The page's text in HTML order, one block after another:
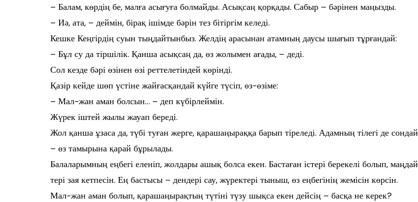
– Балам, көрдің бе, малға асығуға болмайды. Асықсаң қорқады. Сабыр – бәрінен маңызды.
– Иә, ата, – деймін, бірақ ішімде бәрін тез бітіргім келеді.
Кешке Кеңгірдің суын тыңдайтынбыз. Желдің арасынан атамның даусы шығып тұрғандай:
– Бұл су да тіршілік. Қанша асықсаң да, өз жолымен ағады, – деді.
Сол кезде бәрі өзінен өзі реттелетіндей көрінді.
Қазір кейде шөп үстіне жайғасқандай күйге түсіп, өз-өзіме:
– Мал-жан аман болсын… – деп күбірлеймін.
Жүрек іштей жылы жауап береді.
Жол қанша ұзаса да, түбі туған жерге, қарашаңыраққа барып тіреледі. Адамның тілегі де сондай
– өз тамырына қарай бұрылады.
Балаларымның еңбегі еленіп, жолдары ашық болса екен. Бастаған істері берекелі болып, маңдай
тері зая кетпесін. Ең бастысы – дендері сау, жүректері тыныш, өз еңбегінің жемісін көрсін.
Мал-жан аман болып, қарашаңырақтың түтіні түзу шықса екен дейсің – басқа не керек?